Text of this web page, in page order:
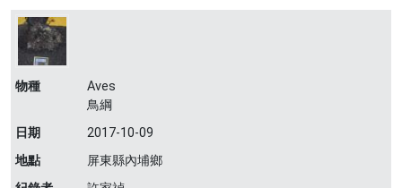
物種
Aves
鳥綱
日期
2017-10-09
地點
屏東縣內埔鄉